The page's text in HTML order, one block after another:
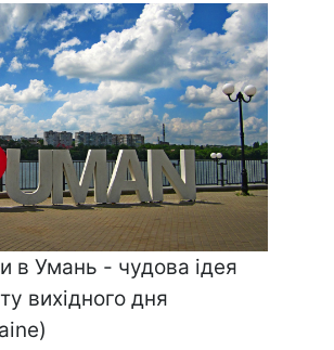
в Умань - чудова ідея
вихідного дня